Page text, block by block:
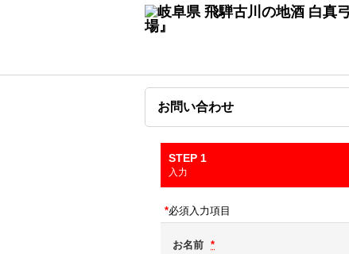
お問い合わせ
STEP 1
入力
*必須入力項目
お名前 *